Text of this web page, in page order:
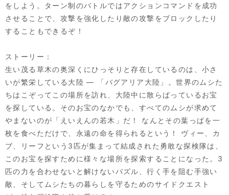
をしよう。ターン制のバトルではアクションコマンドを成功
させることで、攻撃を強化したり敵の攻撃をブロックしたり
することもできるぞ！
ストーリー：
生い茂る草木の奥深くにひっそりと存在しているのは、小さ
いが繁栄している大陸 ― 「バグアリア大陸」。世界のムシた
ちはこぞってこの場所を訪れ、大陸中に散らばっているお宝
を探している。そのお宝のなかでも、すべてのムシが求めて
やまないのが「えいえんの若木」だ！ なんとその葉っぱを一
枚を食べただけで、永遠の命を得られるという！ ヴィー、カ
ブ、リーフという3匹が集まって結成された勇敢な探検隊は、
このお宝を探すために様々な場所を探索することになった。3
匹の力を合わせないと解けないパズル、行く手を阻む手強い
敵、そしてムシたちの暮らしを守るためのサイドクエスト